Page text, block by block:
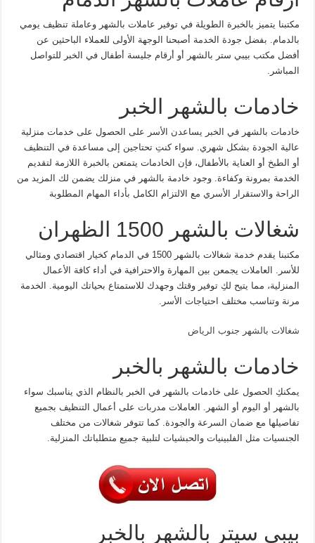
مكتبنا يتميز بالخبرة الطويلة في توفير عاملات بالشهر وعاملة تنظيف يومي
بالدمام. بفضل جودة الخدمة أصبحنا الوجهة الأولى للعملاء الباحثين عن
أفضل مكتب بيبي ستر بالشهر أو أرقام جليسة أطفال في الخبر للتواصل
المباشر.
خادمات بالشهر الخبر
خادمات بالشهر في الخبر يساعدن الأسر على الحصول على خدمات منزلية
عالية الجودة بشكل شهري. سواء كنتِ تحتاجين إلى مساعدة في التنظيف
أو الطبخ أو العناية بالأطفال، فإن الخادمات يتمتعن بالخبرة اللازمة لتقديم
الخدمة بمرونة وكفاءة. وجود خادمة بالشهر في منزلك يضمن لك المزيد من
الراحة والاستقرار الأسري مع الالتزام الكامل بأداء المهام المطلوبة
شغالات بالشهر 1500 الظهران
مكتبنا يقدم خدمة شغالات بالشهر 1500 في الدمام كخيار اقتصادي ومثالي
للأسر. العاملات يجمعن بين المهارة والاحترافية في أداء كافة الأعمال
المنزلية، مما يتيح لكِ توفير وقتك وجهدك للاستمتاع بحياتك اليومية. الخدمة
مرنة وتناسب مختلف احتياجات الأسر.
شغالات بالشهر جنوب الرياض
خادمات بالشهر بالخبر
يمكنكِ الحصول على خادمات بالشهر في الخبر بالنظام الذي يناسبك سواء
بالشهر أو اليوم أو الشهر. العاملات مدربات على أعمال التنظيف بجميع
تفاصيلها مع ضمان السرعة والجودة. كما تتوفر شغالات من مختلف
الجنسيات مثل الفلبينيات والحبشيات لتلبية جميع متطلباتك المنزلية.
بيبي سيتر بالشهر بالخبر